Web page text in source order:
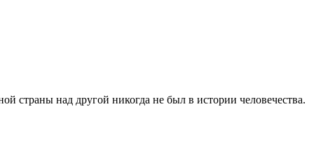
страны над другой никогда не был в истории человечества.